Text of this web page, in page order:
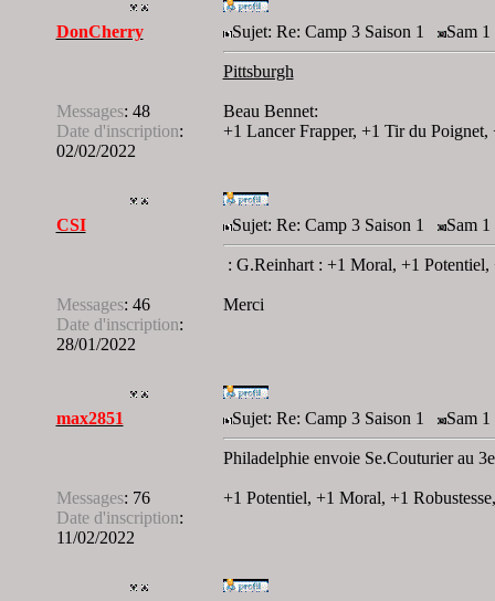
DonCherry
Messages: 48
Date d'inscription:
02/02/2022
Sujet: Re: Camp 3 Saison 1 Sam
Pittsburgh
Beau Bennet:
+1 Lancer Frapper, +1 Tir du
CSI
Messages: 46
Date d'inscription:
28/01/2022
Sujet: Re: Camp 3 Saison 1 Sam
: G.Reinhart : +1 Moral, +1 Potentiel,
Merci
max2851
Messages: 76
Date d'inscription:
11/02/2022
Sujet: Re: Camp 3 Saison 1 Sam
Philadelphie envoie Se.Couturier au
+1 Potentiel, +1 Moral, +1